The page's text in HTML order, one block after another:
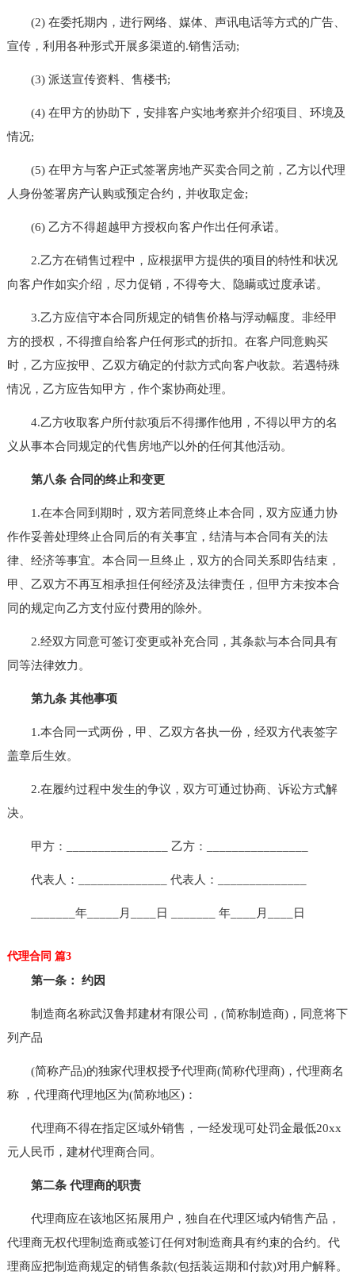
(2) 在委托期内，进行网络、媒体、声讯电话等方式的广告、
宣传，利用各种形式开展多渠道的.销售活动;
(3) 派送宣传资料、售楼书;
(4) 在甲方的协助下，安排客户实地考察并介绍项目、环境及
情况;
(5) 在甲方与客户正式签署房地产买卖合同之前，乙方以代理
人身份签署房产认购或预定合约，并收取定金;
(6) 乙方不得超越甲方授权向客户作出任何承诺。
2.乙方在销售过程中，应根据甲方提供的项目的特性和状况
向客户作如实介绍，尽力促销，不得夸大、隐瞒或过度承诺。
3.乙方应信守本合同所规定的销售价格与浮动幅度。非经甲
方的授权，不得擅自给客户任何形式的折扣。在客户同意购买
时，乙方应按甲、乙双方确定的付款方式向客户收款。若遇特殊
情况，乙方应告知甲方，作个案协商处理。
4.乙方收取客户所付款项后不得挪作他用，不得以甲方的名
义从事本合同规定的代售房地产以外的任何其他活动。
第八条 合同的终止和变更
1.在本合同到期时，双方若同意终止本合同，双方应通力协
作作妥善处理终止合同后的有关事宜，结清与本合同有关的法
律、经济等事宜。本合同一旦终止，双方的合同关系即告结束，
甲、乙双方不再互相承担任何经济及法律责任，但甲方未按本合
同的规定向乙方支付应付费用的除外。
2.经双方同意可签订变更或补充合同，其条款与本合同具有
同等法律效力。
第九条 其他事项
1.本合同一式两份，甲、乙双方各执一份，经双方代表签字
盖章后生效。
2.在履约过程中发生的争议，双方可通过协商、诉讼方式解
决。
甲方：________________ 乙方：________________
代表人：______________ 代表人：______________
_______年_____月____日 _______ 年____月____日
代理合同 篇3
第一条： 约因
制造商名称武汉鲁邦建材有限公司，(简称制造商)，同意将下
列产品
(简称产品)的独家代理权授予代理商(简称代理商)，代理商名
称 ，代理商代理地区为(简称地区)：
代理商不得在指定区域外销售，一经发现可处罚金最低20xx
元人民币，建材代理商合同。
第二条 代理商的职责
代理商应在该地区拓展用户，独自在代理区域内销售产品，
代理商无权代理制造商或签订任何对制造商具有约束的合约。代
理商应把制造商规定的销售条款(包括装运期和付款)对用户解释。